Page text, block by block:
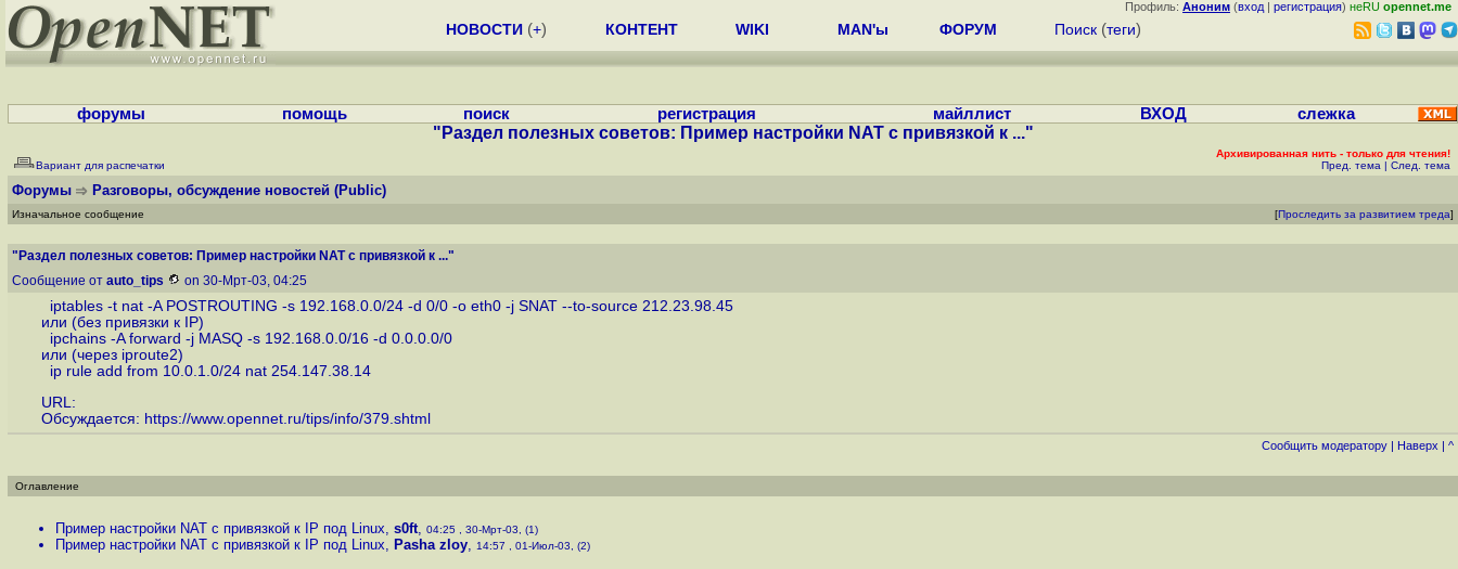
Профиль: Аноним (вход | регистрация) неRU opennet.me
НОВОСТИ (+) КОНТЕНТ WIKI MAN'ы ФОРУМ Поиск (теги)
форумы помощь поиск регистрация майллист ВХОД слежка
"Раздел полезных советов: Пример настройки NAT с привязкой к ..."
Вариант для распечатки
Архивированная нить - только для чтения!
Пред. тема | След. тема
Форумы Разговоры, обсуждение новостей (Public)
Изначальное сообщение [Проследить за развитием треда]
"Раздел полезных советов: Пример настройки NAT с привязкой к ..."
Сообщение от auto_tips on 30-Мрт-03, 04:25
iptables -t nat -A POSTROUTING -s 192.168.0.0/24 -d 0/0 -o eth0 -j SNAT --to-source 212.23.98.45
или (без привязки к IP)
ipchains -A forward -j MASQ -s 192.168.0.0/16 -d 0.0.0.0/0
или (через iproute2)
ip rule add from 10.0.1.0/24 nat 254.147.38.14
URL:
Обсуждается: https://www.opennet.ru/tips/info/379.shtml
Cообщить модератору | Наверх | ^
Оглавление
Пример настройки NAT с привязкой к IP под Linux, s0ft, 04:25 , 30-Мрт-03, (1)
Пример настройки NAT с привязкой к IP под Linux, Pasha zloy, 14:57 , 01-Июл-03, (2)